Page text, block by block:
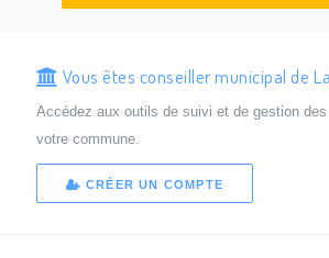
Vous êtes conseiller municipal de
Accédez aux outils de suivi et de gestion
votre commune.
CRÉER UN COMPTE